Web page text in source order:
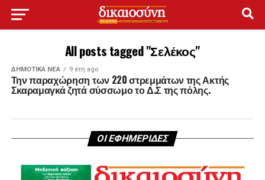
All posts tagged "Σελέκος"
ΔΗΜΟΤΙΚΆ ΝΈΑ 9 έτη ago
Την παραχώρηση των 220 στρεμμάτων της Ακτής
Σκαραμαγκά ζητά σύσσωμο το Δ.Σ της πόλης.
ΟΙ ΕΦΗΜΕΡΙΔΕΣ